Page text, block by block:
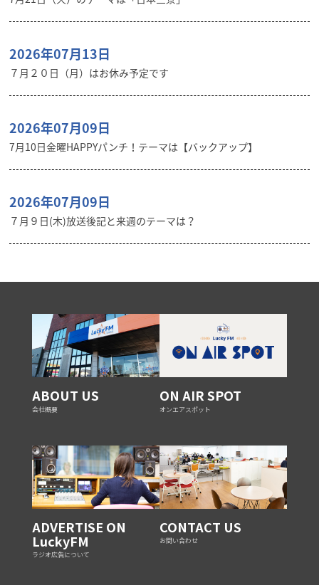
2026年07月13日
７月２０日（月）はお休み予定です
2026年07月09日
7月10日金曜HAPPYパンチ！テーマは【バックアップ】
2026年07月09日
７月９日(木)放送後記と来週のテーマは？
ABOUT US
会社概要
ON AIR SPOT
オンエアスポット
ADVERTISE ON
LuckyFM
ラジオ広告について
CONTACT US
お問い合わせ